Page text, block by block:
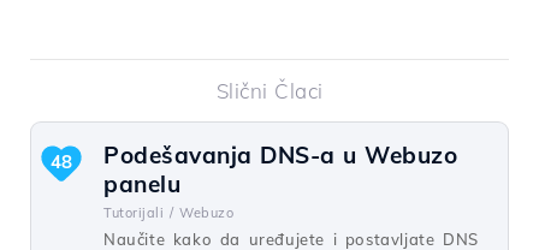
Slični Člaci
Podešavanja DNS-a u Webuzo
panelu
Tutorijali / Webuzo
Naučite kako da uređujete i postavljate DNS
48